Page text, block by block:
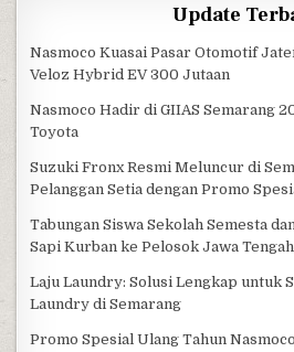
Update
Nasmoco Kuasai Pasar Otomotif
Veloz Hybrid EV 300 Jutaan
Nasmoco Hadir di GIIAS Semarang
Toyota
Suzuki Fronx Resmi Meluncur di
Pelanggan Setia dengan Promo
Tabungan Siswa Sekolah Semesta
Sapi Kurban ke Pelosok Jawa Tengah
Laju Laundry: Solusi Lengkap untuk
Laundry di Semarang
Promo Spesial Ulang Tahun